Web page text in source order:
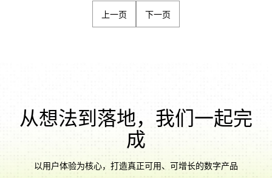
上一页 下一页
从想法到落地，我们一起完
成
以用户体验为核心，打造真正可用、可增长的数字产品